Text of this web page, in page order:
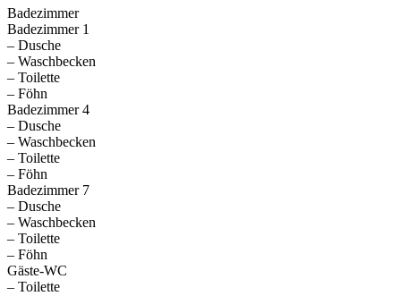
Badezimmer
Badezimmer 1
– Dusche
– Waschbecken
– Toilette
– Föhn
Badezimmer 4
– Dusche
– Waschbecken
– Toilette
– Föhn
Badezimmer 7
– Dusche
– Waschbecken
– Toilette
– Föhn
Gäste-WC
– Toilette